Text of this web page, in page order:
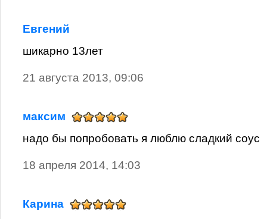
Евгений
шикарно 13лет
21 августа 2013, 09:06
максим
надо бы попробовать я люблю сладкий соус
18 апреля 2014, 14:03
Карина